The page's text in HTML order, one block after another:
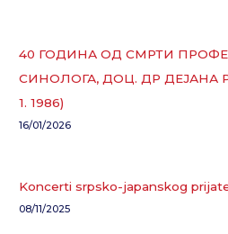
40 ГОДИНА ОД СМРТИ
СИНОЛОГА, ДОЦ. ДР ДЕЈАНА
1. 1986)
16/01/2026
Koncerti srpsko-japanskog
08/11/2025